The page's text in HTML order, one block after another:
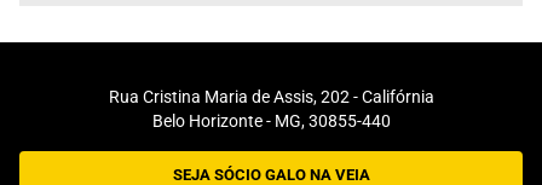
Rua Cristina Maria de Assis, 202 - Califórnia
Belo Horizonte - MG, 30855-440
SEJA SÓCIO GALO NA VEIA